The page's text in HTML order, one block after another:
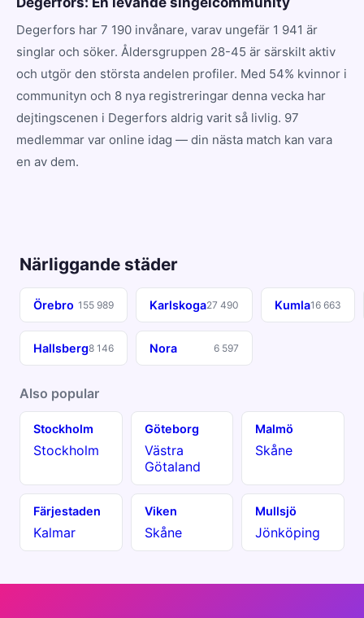
Degerfors har 7 190 invånare, varav ungefär 1 941 är
singlar och söker. Åldersgruppen 28-45 är särskilt aktiv
och utgör den största andelen profiler. Med 54% kvinnor i
communityn och 8 nya registreringar denna vecka har
dejtingscenen i Degerfors aldrig varit så livlig. 97
medlemmar var online idag — din nästa match kan vara
en av dem.
Närliggande städer
Örebro 155 989 Karlskoga27 490 Kumla16 663
Hallsberg8 146 Nora 6 597
Also popular
Stockholm
Stockholm
Göteborg
Västra
Götaland
Malmö
Skåne
Färjestaden
Kalmar
Viken
Skåne
Mullsjö
Jönköping